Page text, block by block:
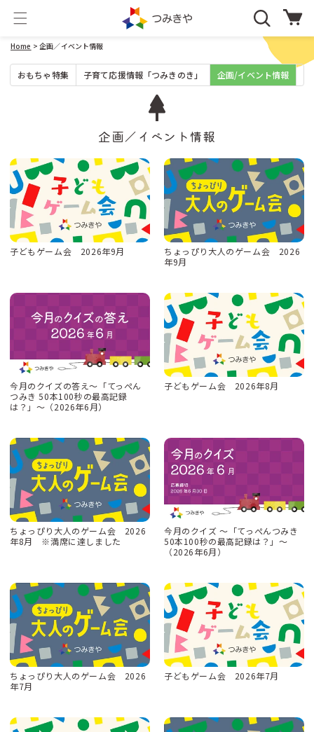
ンツに
進む
ー
ト
Home > 企画／イベント情報
おもちゃ特集 子育て応援情報「つみきのき」 企画/イベント情報
企画／イベント情報
子どもゲーム会 2026年9月
ちょっぴり大人のゲーム会 2026
年9月
今月のクイズの答え〜「てっぺん
つみき 50本100秒の最高記録
は？」〜（2026年6月）
子どもゲーム会 2026年8月
ちょっぴり大人のゲーム会 2026
年8月 ※満席に達しました
今月のクイズ 〜「てっぺんつみき
50本100秒の最高記録は？」〜
（2026年6月）
ちょっぴり大人のゲーム会 2026
年7月
子どもゲーム会 2026年7月